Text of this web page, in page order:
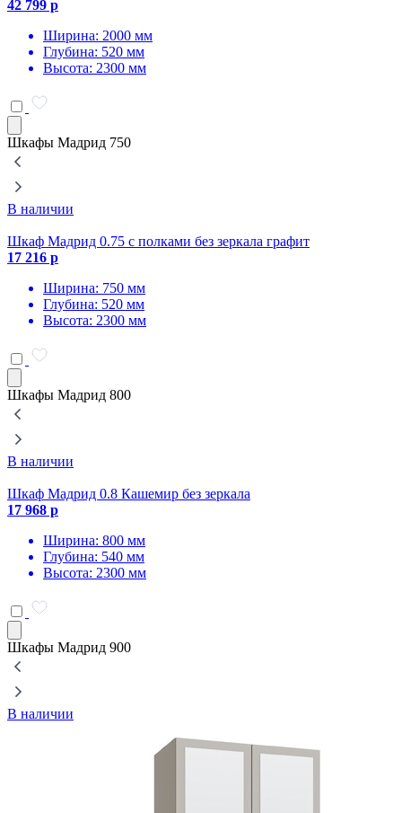
42 799 р
Ширина: 2000 мм
Глубина: 520 мм
Высота: 2300 мм
Шкафы Мадрид 750
В наличии
Шкаф Мадрид 0.75 с полками без зеркала графит
17 216 р
Ширина: 750 мм
Глубина: 520 мм
Высота: 2300 мм
Шкафы Мадрид 800
В наличии
Шкаф Мадрид 0.8 Кашемир без зеркала
17 968 р
Ширина: 800 мм
Глубина: 540 мм
Высота: 2300 мм
Шкафы Мадрид 900
В наличии